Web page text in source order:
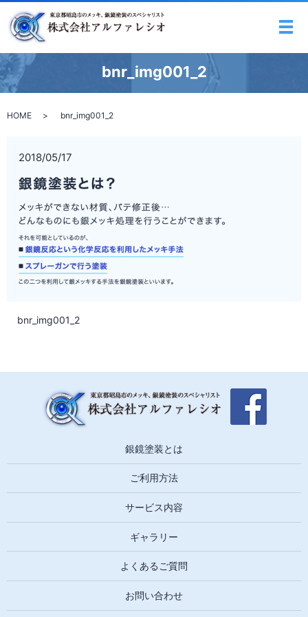
メ
bnr_img001_2
HOME bnr_img001_2
2018/05/17
bnr_img001_2
銀鏡塗装とは
ご利用方法
サービス内容
ギャラリー
よくあるご質問
お問い合わせ